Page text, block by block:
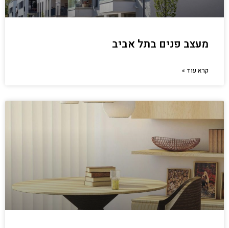
מעצב פנים בתל אביב
קרא עוד »